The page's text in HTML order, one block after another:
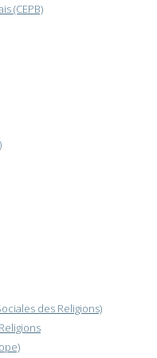
(CEPB)
des Religions)